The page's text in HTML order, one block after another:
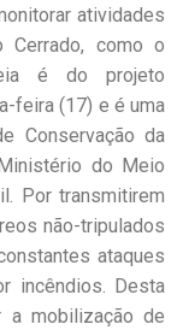
atividades
como o
é do projeto
feira (17) e é uma
Conservação da
do Meio
Por transmitirem
não-tripulados
ataques
incêndios. Desta
a mobilização de